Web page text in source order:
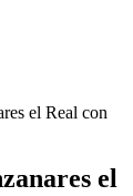
el Real con
el